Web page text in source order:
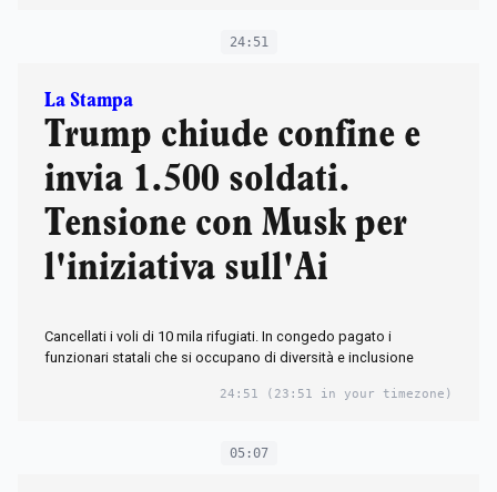
24:51
La Stampa
Trump chiude confine e
invia 1.500 soldati.
Tensione con Musk per
l'iniziativa sull'Ai
Cancellati i voli di 10 mila rifugiati. In congedo pagato i
funzionari statali che si occupano di diversità e inclusione
24:51 (23:51 in your timezone)
05:07